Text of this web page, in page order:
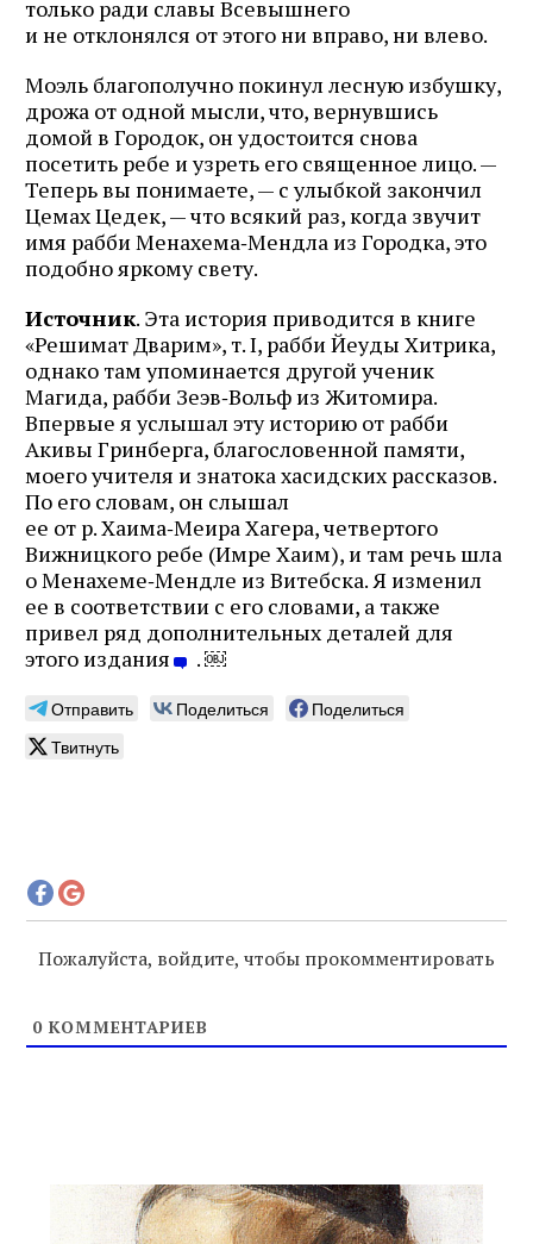
только ради славы Всевышнего
и не отклонялся от этого ни вправо, ни влево.
Моэль благополучно покинул лесную избушку,
дрожа от одной мысли, что, вернувшись
домой в Городок, он удостоится снова
посетить ребе и узреть его священное лицо. —
Теперь вы понимаете, — с улыбкой закончил
Цемах Цедек, — что всякий раз, когда звучит
имя рабби Менахема‑Мендла из Городка, это
подобно яркому свету.
Источник. Эта история приводится в книге
«Решимат Дварим», т. I, рабби Йеуды Хитрика,
однако там упоминается другой ученик
Магида, рабби Зеэв‑Вольф из Житомира.
Впервые я услышал эту историю от рабби
Акивы Гринберга, благословенной памяти,
моего учителя и знатока хасидских рассказов.
По его словам, он слышал
ее от р. Хаима‑Меира Хагера, четвертого
Вижницкого ребе (Имре Хаим), и там речь шла
о Менахеме‑Мендле из Витебска. Я изменил
ее в соответствии с его словами, а также
привел ряд дополнительных деталей для
этого издания
. ￼
Отправить Поделиться
Поделиться
Твитнуть
Пожалуйста, войдите, чтобы прокомментировать
0 КОММЕНТАРИЕВ